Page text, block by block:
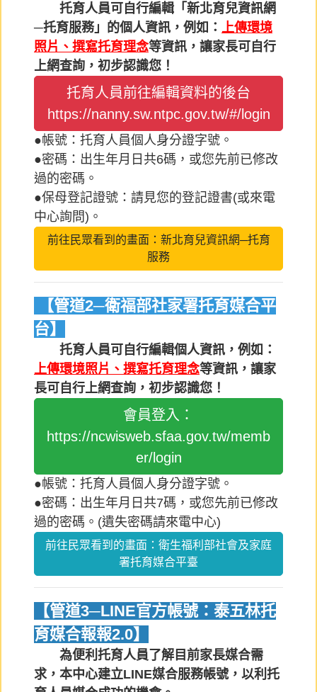
托育人員可自行編輯「新北育兒資訊網
─托育服務」的個人資訊，例如：
上傳環境
照片、撰寫托育理念等資訊，讓家長可自行
上網查詢，初步認識您！
托育人員前往編輯資料的後台
https://nanny.sw.ntpc.gov.tw/#/login
●帳號：托育人員個人身分證字號。
●密碼：出生年月日共6碼，或您先前已修改
過的密碼。
●保母登記證號：請見您的登記證書(或來電
中心詢問)。
前往民眾看到的畫面：新北育兒資訊網─托育
服務
【管道2─衛福部社家署托育媒合平
台】
托育人員可自行編輯個人資訊，例如：
上傳環境照片、撰寫托育理念等資訊，讓家
長可自行上網查詢，初步認識您！
會員登入：
https://ncwisweb.sfaa.gov.tw/memb
er/login
●帳號：托育人員個人身分證字號。
●密碼：出生年月日共7碼，或您先前已修改
過的密碼。(遺失密碼請來電中心)
前往民眾看到的畫面：衛生福利部社會及家庭
署托育媒合平臺
【管道3─LINE官方帳號：泰五林托
育媒合報報2.0】
為便利托育人員了解目前家長媒合需
求，本中心建立LINE媒合服務帳號，以利托